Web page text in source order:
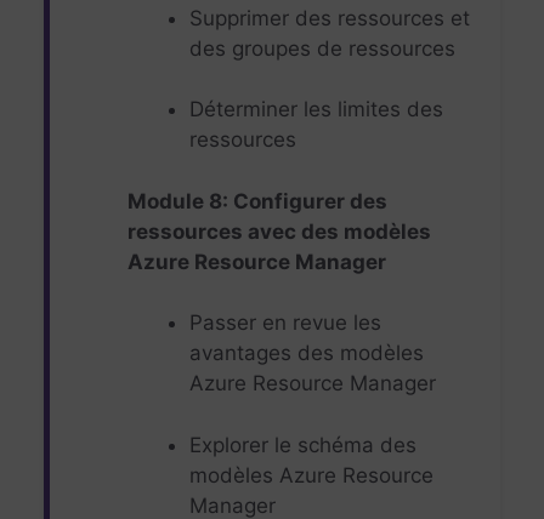
Supprimer des ressources et
des groupes de ressources
Déterminer les limites des
ressources
Module 8: Configurer des
ressources avec des modèles
Azure Resource Manager
Passer en revue les
avantages des modèles
Azure Resource Manager
Explorer le schéma des
modèles Azure Resource
Manager